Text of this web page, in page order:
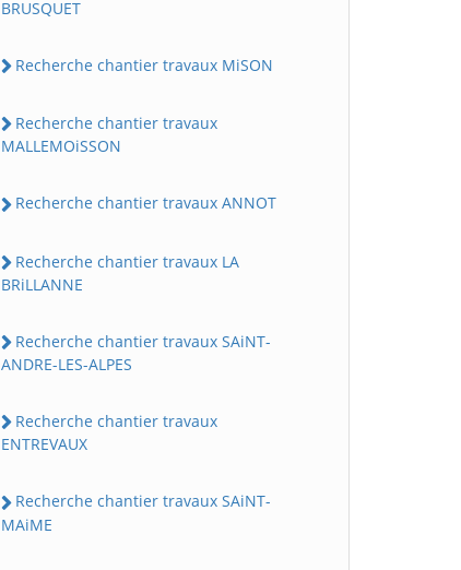
BRUSQUET
Recherche chantier travaux MiSON
Recherche chantier travaux
MALLEMOiSSON
Recherche chantier travaux ANNOT
Recherche chantier travaux LA
BRiLLANNE
Recherche chantier travaux SAiNT-
ANDRE-LES-ALPES
Recherche chantier travaux
ENTREVAUX
Recherche chantier travaux SAiNT-
MAiME